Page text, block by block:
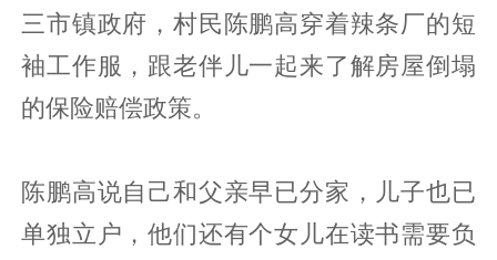
三市镇政府，村民陈鹏高穿着辣条厂的短
袖工作服，跟老伴儿一起来了解房屋倒塌
的保险赔偿政策。
陈鹏高说自己和父亲早已分家，儿子也已
单独立户，他们还有个女儿在读书需要负